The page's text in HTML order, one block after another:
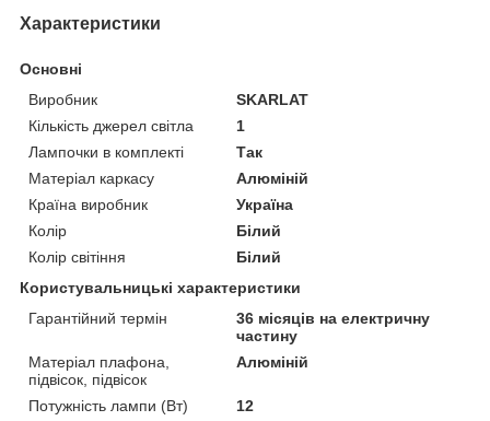
Характеристики
Основні
Виробник
SKARLAT
Кількість джерел світла
1
Лампочки в комплекті
Так
Матеріал каркасу
Алюміній
Країна виробник
Україна
Колір
Білий
Колір світіння
Білий
Користувальницькі характеристики
Гарантійний термін
36 місяців на електричну
частину
Матеріал плафона,
підвісок, підвісок
Алюміній
Потужність лампи (Вт)
12